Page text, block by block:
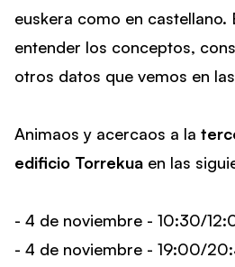
euskera como en castellano.
entender los conceptos,
otros datos que vemos en
Animaos y acercaos a la
edificio Torrekua en las
- 4 de noviembre - 10:30/
- 4 de noviembre - 19:00/